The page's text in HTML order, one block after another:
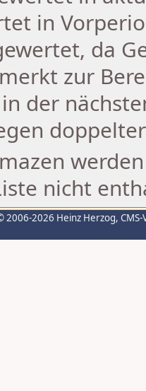
in
da
zur
der
nicht
2006-2026 Heinz Herzog,